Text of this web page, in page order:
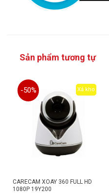
Sản phẩm tương tự
-50% Xả kho
CARECAM XOAY 360 FULL HD
1080P 19Y200